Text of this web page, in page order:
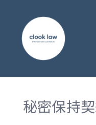
秘密保持